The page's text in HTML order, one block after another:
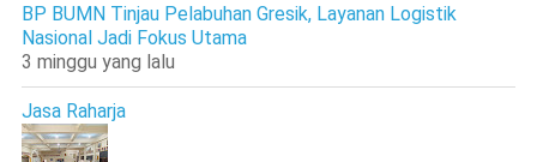
BP BUMN Tinjau Pelabuhan Gresik, Layanan Logistik
Nasional Jadi Fokus Utama
3 minggu yang lalu
Jasa Raharja